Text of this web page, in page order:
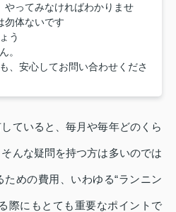
ってみなければわかりませ
勿体ないです
う
。
、安心してお問い合わせくださ
ていると、毎月や毎年どのくら
んな疑問を持つ方は多いのでは
めの費用、いわゆる“ランニン
際にもとても重要なポイントで